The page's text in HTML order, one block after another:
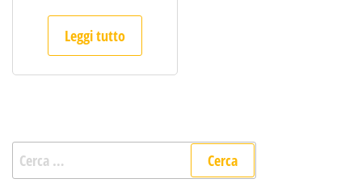
Leggi tutto
Ricerca per: